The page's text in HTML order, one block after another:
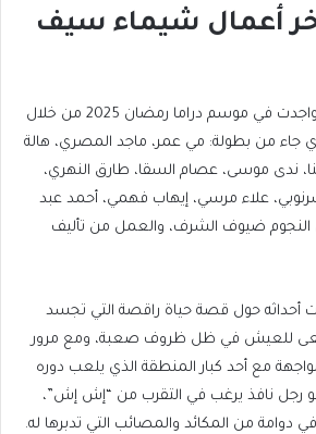
أعمال شيماء سيف
تواجدت في موسم دراما رمضان 2025 من خلال
جاء من بطولة: مي عمر، ماجد المصري، هالة
ندى موسى، عصام السقا، طارق النهري،
علاء مرسي، إيهاب فهمي، أحمد عبد
النجوم ضيوف الشرف، والعمل من تأليف
أحداثه حول قصة حياة راقصة التي تجسد
للعيش في ظل ظروف صعبة، ومع مرور
مع أحد كبار المنطقة الذي يلعب دوره
رجل نافذ يرغب في التقرب من “إش إش”،
دوامة من المكائد والمصائب التي تدبرها له.